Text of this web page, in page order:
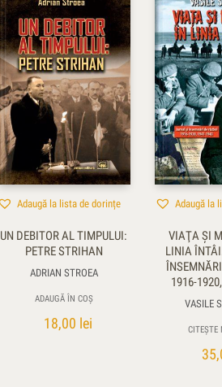
Adaugă la lista de dorințe
UN DEBITOR AL TIMPULUI:
PETRE STRIHAN
ADRIAN STROEA
ADAUGĂ ÎN COȘ
18,00 lei
Adaugă la
VIAŢA ŞI
LINIA
1916-
VASILE
CITEȘTE